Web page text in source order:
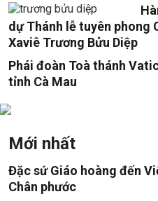
dự Thánh lễ tuyên phong
Xaviê Trương Bửu Diệp
Phái đoàn Toà thánh
tỉnh Cà Mau
Mới nhất
Đặc sứ Giáo hoàng đến
Chân phước